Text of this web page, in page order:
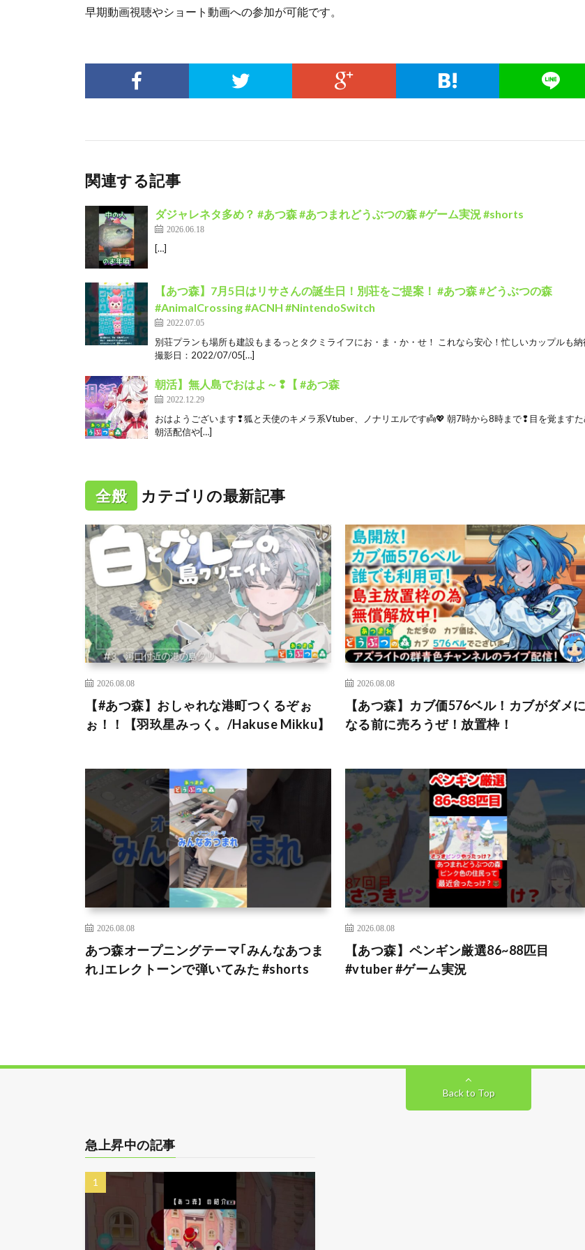
早期動画視聴やショート動画への参加が可能です。
関連する記事
ダジャレネタ多め？ #あつ森 #あつまれどうぶつの森 #ゲーム実況 #shorts
2026.06.18
[…]
【あつ森】7月5日はリサさんの誕生日！別荘をご提案！ #あつ森 #どうぶつの森
#AnimalCrossing #ACNH #NintendoSwitch
2022.07.05
別荘プランも場所も建設もまるっとタクミライフにお・ま・か・せ！ これなら安心！忙しいカップルも納
撮影日：2022/07/05[…]
朝活】無人島でおはよ～❢【 #あつ森
2022.12.29
おはようございます❢狐と天使のキメラ系Vtuber、ノナリエルです👼💖 朝7時から8時まで❢目を覚ますた
朝活配信や[…]
全般 カテゴリの最新記事
2026.08.08
【#あつ森】おしゃれな港町つくるぞぉ
ぉ！！【羽玖星みっく。/Hakuse Mikku】
2026.08.08
【あつ森】カブ価576ベル！カブがダメに
なる前に売ろうぜ！放置枠！
2026.08.08
あつ森オープニングテーマ｢みんなあつま
れ｣エレクトーンで弾いてみた #shorts
2026.08.08
【あつ森】ペンギン厳選86~88匹目
#vtuber #ゲーム実況
Back to Top
急上昇中の記事